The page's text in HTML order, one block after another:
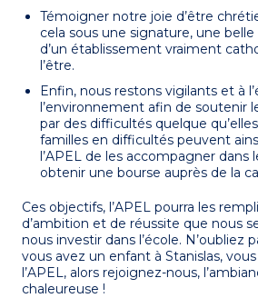
Témoigner notre joie d’être
cela sous une signature, une
d’un établissement vraiment
l’être.
Enfin, nous restons vigilants et à
l’environnement afin de soutenir
par des difficultés quelque
familles en difficultés peuvent
l’APEL de les accompagner dans
obtenir une bourse auprès de la
Ces objectifs, l’APEL pourra les
d’ambition et de réussite que nous
nous investir dans l’école. N’oubliez
vous avez un enfant à Stanislas,
l’APEL, alors rejoignez-nous,
chaleureuse !